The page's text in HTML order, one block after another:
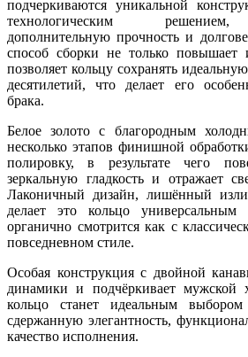
подчеркиваются уникальной
технологическим
дополнительную прочность и
способ сборки не только повышает
позволяет кольцу сохранять
десятилетий, что делает его
брака.
Белое золото с благородным
несколько этапов финишной
полировку, в результате чего
зеркальную гладкость и отражает
Лаконичный дизайн, лишённый
делает это кольцо универсальным
органично смотрится как с
повседневном стиле.
Особая конструкция с двойной
динамики и подчёркивает мужской
кольцо станет идеальным
сдержанную элегантность,
качество исполнения.